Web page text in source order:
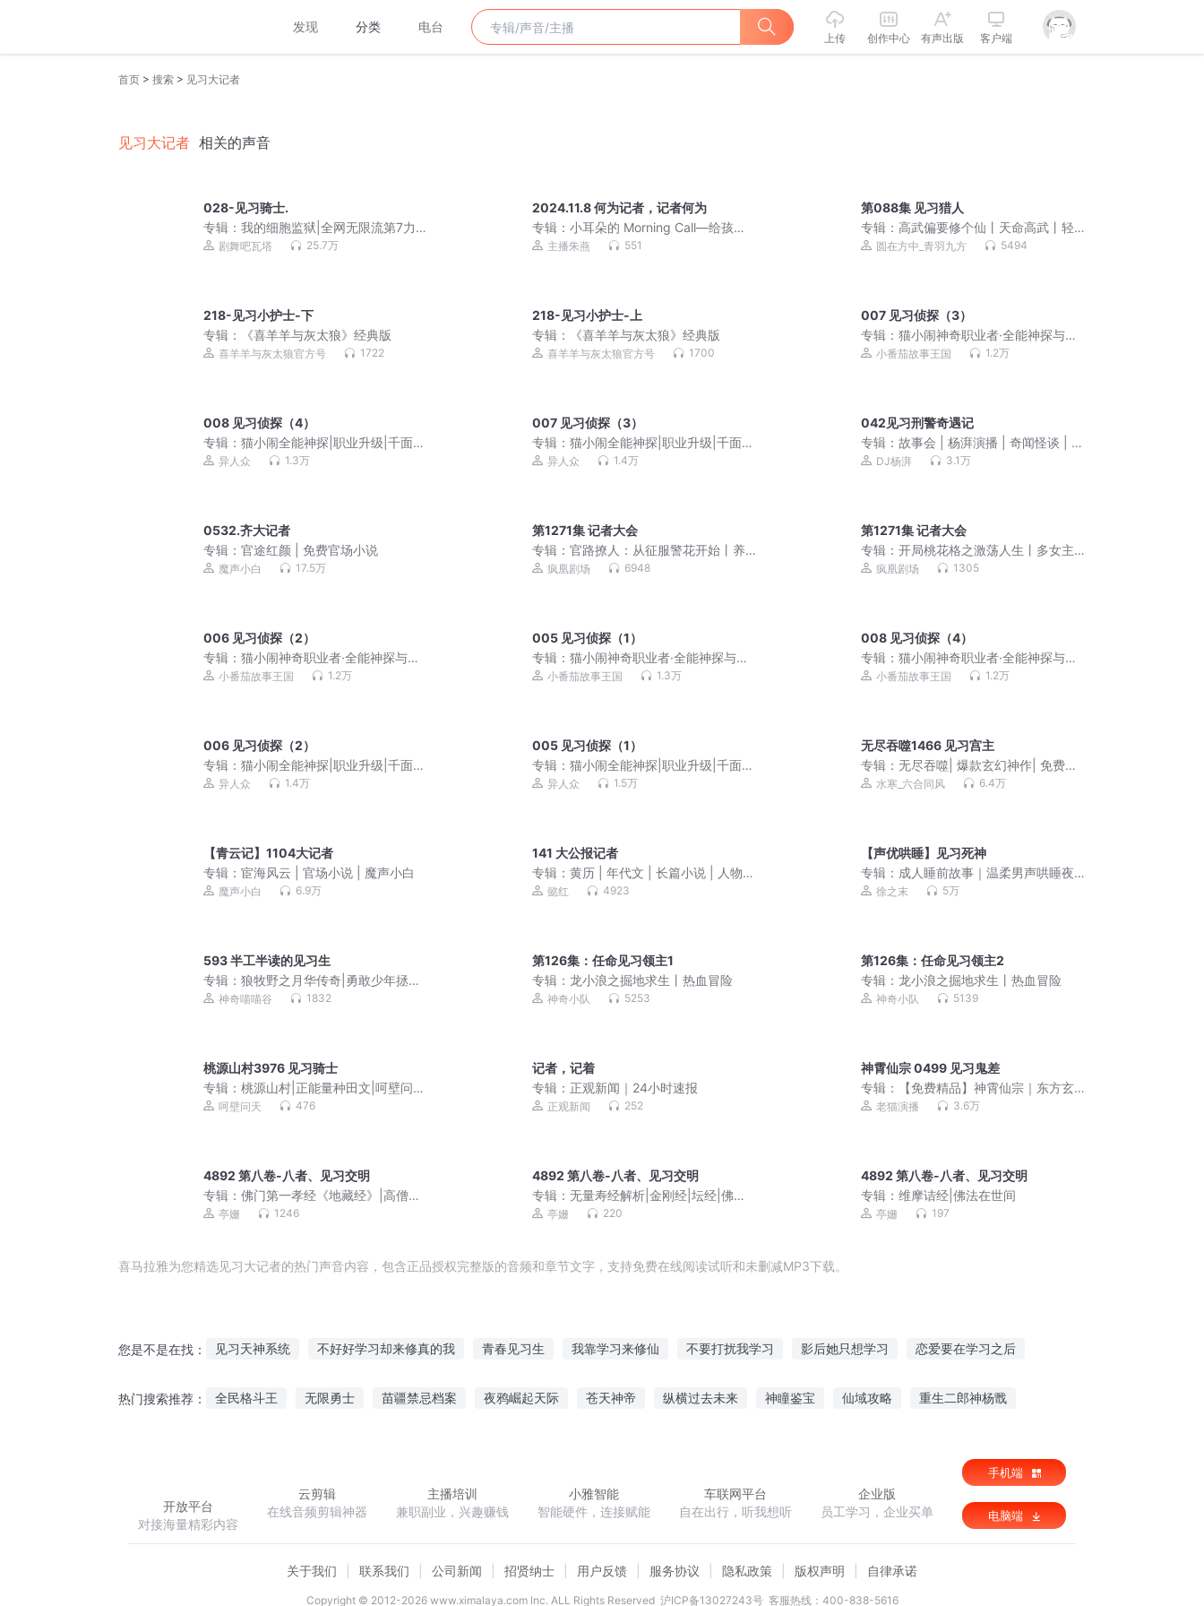
发现 分类 电台
上传 创作中心 有声出版 客户端
首页 > 搜索 > 见习大记者
见习大记者 相关的声音
028-见习骑士.
专辑： 我的细胞监狱|全网无限流第7力
作|3D多人有声剧
剧舞吧瓦塔 25.7万
2024.11.8 何为记者，记者何为
专辑：小耳朵的 Morning Call—给孩子
的新闻
主播朱燕 551
第088集 见习猎人
专辑： 高武偏要修个仙丨天命高武丨轻
松热血丨系统爽文丨现代武道丨多人有
圆在方中_青羽九方 5494
218-见习小护士-下
专辑：
《喜羊羊与灰太狼》经典版
喜羊羊与灰太狼官方号 1722
218-见习小护士-上
专辑：
《喜羊羊与灰太狼》经典版
喜羊羊与灰太狼官方号 1700
007 见习侦探（3）
专辑：猫小闹神奇职业者·全能神探与神
奇手表（免费版）
小番茄故事王国 1.2万
008 见习侦探（4）
专辑： 猫小闹全能神探|职业升级|千面世
界 异人众 1.3万
007 见习侦探（3）
专辑：猫小闹全能神探|职业升级|千面世
界 异人众 1.4万
042见习刑警奇遇记
专辑：故事会 | 杨湃演播 | 奇闻怪谈 | 古
今传奇 | 奇案推理 | 精品小说合集 | 讽刺
DJ杨湃 3.1万
0532.齐大记者
专辑： 官途红颜 | 免费官场小说
魔声小白 17.5万
第1271集 记者大会
专辑：官路撩人：从征服警花开始丨养
个萝莉丨多女主爽文
疯凰剧场 6948
第1271集 记者大会
专辑：开局桃花格之激荡人生丨多女主
有声剧【都市爽文 】
疯凰剧场 1305
006 见习侦探（2）
专辑： 猫小闹神奇职业者·全能神探与神
奇手表（免费版）
小番茄故事王国 1.2万
005 见习侦探（1）
专辑：猫小闹神奇职业者·全能神探与神
奇手表（免费版）
小番茄故事王国 1.3万
008 见习侦探（4）
专辑：猫小闹神奇职业者·全能神探与神
奇手表（免费版）
小番茄故事王国 1.2万
006 见习侦探（2）
专辑： 猫小闹全能神探|职业升级|千面世
界 异人众 1.4万
005 见习侦探（1）
专辑：猫小闹全能神探|职业升级|千面世
界 异人众 1.5万
无尽吞噬1466 见习宫主
专辑：无尽吞噬| 爆款玄幻神作| 免费多
人有声剧
水寒_六合同风 6.4万
【青云记】1104大记者
专辑： 宦海风云 | 官场小说 | 魔声小白
魔声小白 6.9万
141 大公报记者
专辑：黄历 | 年代文 | 长篇小说 | 人物故
事 | 往昔岁月 | 家庭伦理 | 民间文学
懿红 4923
【声优哄睡】见习死神
专辑： 成人睡前故事｜温柔男声哄睡夜
听治愈助眠晚安电台
徐之末 5万
593 半工半读的见习生
专辑： 狼牧野之月华传奇|勇敢少年拯救
世界|系统穿越
神奇喵喵谷 1832
第126集：任命见习领主1
专辑：龙小浪之掘地求生丨热血冒险
神奇小队 5253
第126集：任命见习领主2
专辑：龙小浪之掘地求生丨热血冒险
神奇小队 5139
桃源山村3976 见习骑士
专辑： 桃源山村|正能量种田文|呵壁问天
演播|田园都市|多人有声剧
呵壁问天 476
记者，记着
专辑： 正观新闻｜24小时速报
正观新闻 252
神霄仙宗 0499 见习鬼差
专辑：
【免费精品】神霄仙宗｜东方玄
幻 | 老猫演播领衔多人有声剧
老猫演播 3.6万
4892 第八卷-八者、见习交明
专辑： 佛门第一孝经《地藏经》|高僧们
的思维智慧|地藏菩萨的宏大誓愿
亭姗 1246
4892 第八卷-八者、见习交明
专辑：无量寿经解析|金刚经|坛经|佛教
十三经|极乐世界的美好景象
亭姗 220
4892 第八卷-八者、见习交明
专辑：维摩诘经|佛法在世间
亭姗 197
喜马拉雅为您精选见习大记者的热门声音内容，包含正品授权完整版的音频和章节文字，支持免费在线阅读试听和未删减MP3下载。
您是不是在找： 见习天神系统 不好好学习却来修真的我 青春见习生 我靠学习来修仙 不要打扰我学习 影后她只想学习 恋爱要在学习之后
热门搜索推荐： 全民格斗王 无限勇士 苗疆禁忌档案 夜鸦崛起天际 苍天神帝 纵横过去未来 神瞳鉴宝 仙域攻略 重生二郎神杨戬
开放平台
对接海量精彩内容
云剪辑
在线音频剪辑神器
主播培训
兼职副业，兴趣赚钱
小雅智能
智能硬件，连接赋能
车联网平台
自在出行，听我想听
企业版
员工学习，企业买单
手机端
电脑端
关于我们 联系我们 公司新闻 招贤纳士 用户反馈 服务协议 隐私政策 版权声明 自律承诺
Copyright © 2012-2026www.ximalaya.com lnc. ALL Rights Reserved 沪ICP备13027243号 客服热线：400-838-5616